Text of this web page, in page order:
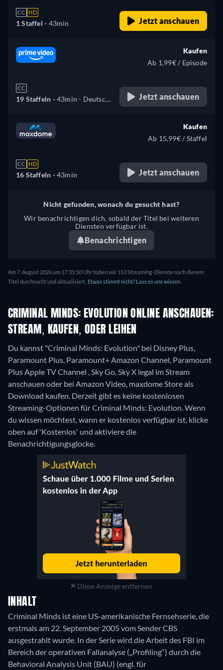
Türkisch
CC HD
1 Staffel - 43min Jetzt anschauen
CC
19 Staffeln -43min - Deutsch,
Kaufen
Ab 1,99€ / Episode
Jetzt anschauen
CC HD
16 Staffeln -43min
Kaufen
Ab 15,99€ / Staffel
Jetzt anschauen
Nicht gefunden, wonach du gesucht hast?
Wir benachrichtigen dich, sobald der Titel bei weiteren
Diensten verfügbar ist.
Benachrichtigen
Am 7. August 2026 um 17:31:50 Uhr haben wir 153 Streaming-Dienste nach diesem
Titel durchsucht und aktualisiert. Etwas stimmt nicht? Lass es uns wissen.
CRIMINAL MINDS: EVOLUTION ONLINE ANSCHAUEN:
STREAM, KAUFEN, ODER LEIHEN
Du kannst "Criminal Minds: Evolution" bei Disney Plus,
Paramount Plus, Paramount+ Amazon Channel, Paramount
Plus Apple TV Channel , Sky Go, Sky X legal im Stream
anschauen oder bei Amazon Video, maxdome Store als
Download kaufen. Derzeit gibt es keine kostenlosen
Streaming-Optionen für Criminal Minds: Evolution. Wenn
du wissen möchtest, wann er kostenlos verfügbar ist, klicke
oben auf 'Kostenlos' und aktiviere die
Benachrichtigungsglocke.
Diese Anzeige entfernen
INHALT
Criminal Minds ist eine US-amerikanische Fernsehserie, die
erstmals am 22. September 2005 vom Sender CBS
ausgestrahlt wurde. In der Serie wird die Arbeit des FBI im
Bereich der operativen Fallanalyse („Profiling“) durch die
Behavioral Analysis Unit (BAU) (engl. für